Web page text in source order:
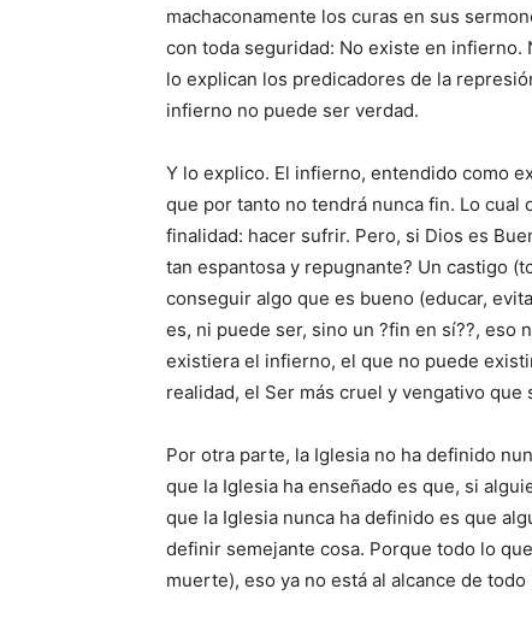
machaconamente los curas en sus
con toda seguridad: No existe en
lo explican los predicadores de la
infierno no puede ser verdad.
Y lo explico. El infierno, entendido como
que por tanto no tendrá nunca fin. Lo
finalidad: hacer sufrir. Pero, si Dios es
tan espantosa y repugnante? Un castigo
conseguir algo que es bueno (educar,
es, ni puede ser, sino un ?fin en sí??, eso
existiera el infierno, el que no puede
realidad, el Ser más cruel y vengativo que
Por otra parte, la Iglesia no ha definido
que la Iglesia ha enseñado es que, si
que la Iglesia nunca ha definido es que
definir semejante cosa. Porque todo lo
muerte), eso ya no está al alcance de